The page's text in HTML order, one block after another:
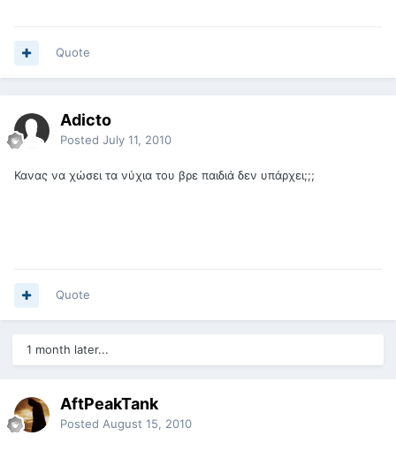
Quote
Adicto
Posted July 11, 2010
Κανας να χώσει τα νύχια του βρε παιδιά δεν υπάρχει;;;
Quote
1 month later...
AftPeakTank
Posted August 15, 2010